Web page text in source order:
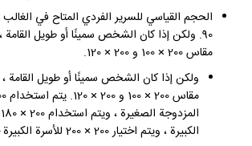
90. ولكن إذا كان الشخص سمينًا أو طويل
مقاس 200 × 100 و 200 × 120.
ولكن إذا كان الشخص سمينًا أو طويل
الكبيرة ، ويتم اختيار 200 × 200 للأسرة الكبيرة جدًا.